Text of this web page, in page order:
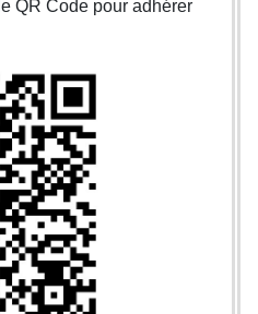
QR Code pour adhérer